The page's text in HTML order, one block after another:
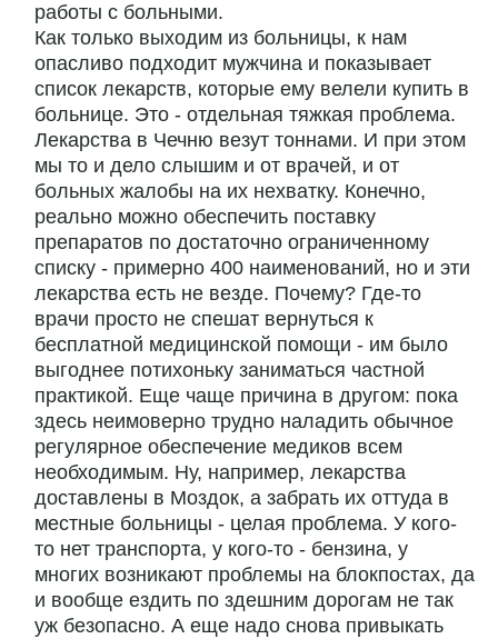
работы с больными.
Как только выходим из больницы, к нам
опасливо подходит мужчина и показывает
список лекарств, которые ему велели купить в
больнице. Это - отдельная тяжкая проблема.
Лекарства в Чечню везут тоннами. И при этом
мы то и дело слышим и от врачей, и от
больных жалобы на их нехватку. Конечно,
реально можно обеспечить поставку
препаратов по достаточно ограниченному
списку - примерно 400 наименований, но и эти
лекарства есть не везде. Почему? Где-то
врачи просто не спешат вернуться к
бесплатной медицинской помощи - им было
выгоднее потихоньку заниматься частной
практикой. Еще чаще причина в другом: пока
здесь неимоверно трудно наладить обычное
регулярное обеспечение медиков всем
необходимым. Ну, например, лекарства
доставлены в Моздок, а забрать их оттуда в
местные больницы - целая проблема. У кого-
то нет транспорта, у кого-то - бензина, у
многих возникают проблемы на блокпостах, да
и вообще ездить по здешним дорогам не так
уж безопасно. А еще надо снова привыкать